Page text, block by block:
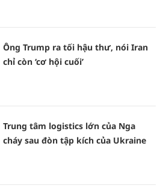
Ông Trump ra tối hậu thư, nói Iran
chỉ còn ‘cơ hội cuối’
Trung tâm logistics lớn của Nga
cháy sau đòn tập kích của Ukraine